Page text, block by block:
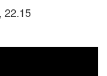
22.15